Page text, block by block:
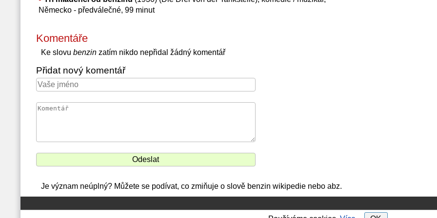
Německo - předválečné, 99 minut
Komentáře
Ke slovu benzinzatím nikdo nepřidal žádný komentář
Přidat nový komentář
Je význam neúplný? Můžete se podívat, co zmiňuje o slově benzin wikipedie nebo abz.